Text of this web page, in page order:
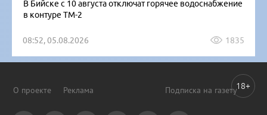
В Бийске с 10 августа отключат горячее водоснабжение
в контуре ТМ-2
08:52, 05.08.2026 1835
О проекте Реклама Подписка на газету18+